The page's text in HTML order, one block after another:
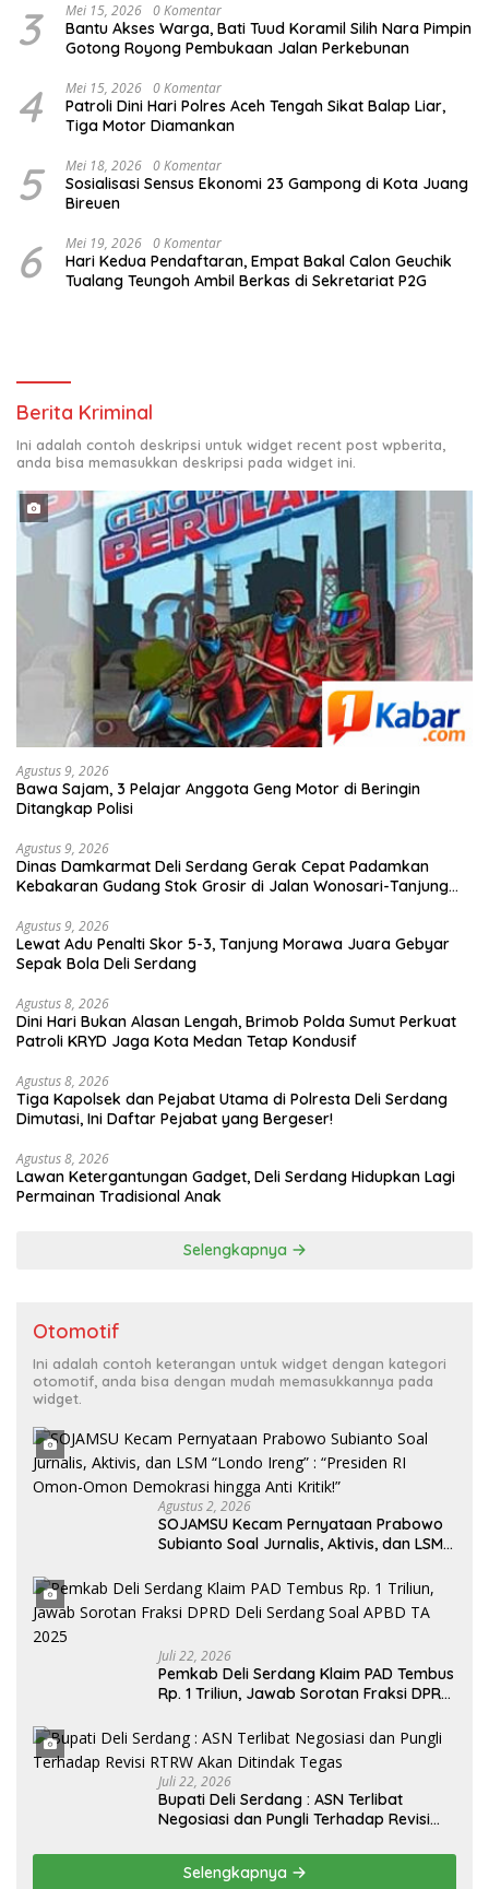
3 Mei 15, 2026 0 Komentar
Bantu Akses Warga, Bati Tuud Koramil Silih Nara Pimpin
Gotong Royong Pembukaan Jalan Perkebunan
4 Mei 15, 2026 0 Komentar
Patroli Dini Hari Polres Aceh Tengah Sikat Balap Liar,
Tiga Motor Diamankan
5 Mei 18, 2026 0 Komentar
Sosialisasi Sensus Ekonomi 23 Gampong di Kota Juang
Bireuen
6 Mei 19, 2026 0 Komentar
Hari Kedua Pendaftaran, Empat Bakal Calon Geuchik
Tualang Teungoh Ambil Berkas di Sekretariat P2G
Berita Kriminal
Ini adalah contoh deskripsi untuk widget recent post wpberita,
anda bisa memasukkan deskripsi pada widget ini.
Agustus 9, 2026
Bawa Sajam, 3 Pelajar Anggota Geng Motor di Beringin
Ditangkap Polisi
Agustus 9, 2026
Dinas Damkarmat Deli Serdang Gerak Cepat Padamkan
Kebakaran Gudang Stok Grosir di Jalan Wonosari-Tanjung
Agustus 9, 2026
Lewat Adu Penalti Skor 5-3, Tanjung Morawa Juara Gebyar
Sepak Bola Deli Serdang
Agustus 8, 2026
Dini Hari Bukan Alasan Lengah, Brimob Polda Sumut Perkuat
Patroli KRYD Jaga Kota Medan Tetap Kondusif
Agustus 8, 2026
Tiga Kapolsek dan Pejabat Utama di Polresta Deli Serdang
Dimutasi, Ini Daftar Pejabat yang Bergeser!
Agustus 8, 2026
Lawan Ketergantungan Gadget, Deli Serdang Hidupkan Lagi
Permainan Tradisional Anak
Selengkapnya
Otomotif
Ini adalah contoh keterangan untuk widget dengan kategori
otomotif, anda bisa dengan mudah memasukkannya pada
widget.
Agustus 2, 2026
SOJAMSU Kecam Pernyataan Prabowo
Subianto Soal Jurnalis, Aktivis, dan LSM
Omon Demokrasi hingga Anti Kritik!”
Juli 22, 2026
Pemkab Deli Serdang Klaim PAD Tembus
Rp. 1 Triliun, Jawab Sorotan Fraksi DPRD
Juli 22, 2026
Bupati Deli Serdang : ASN Terlibat
Negosiasi dan Pungli Terhadap Revisi
Selengkapnya